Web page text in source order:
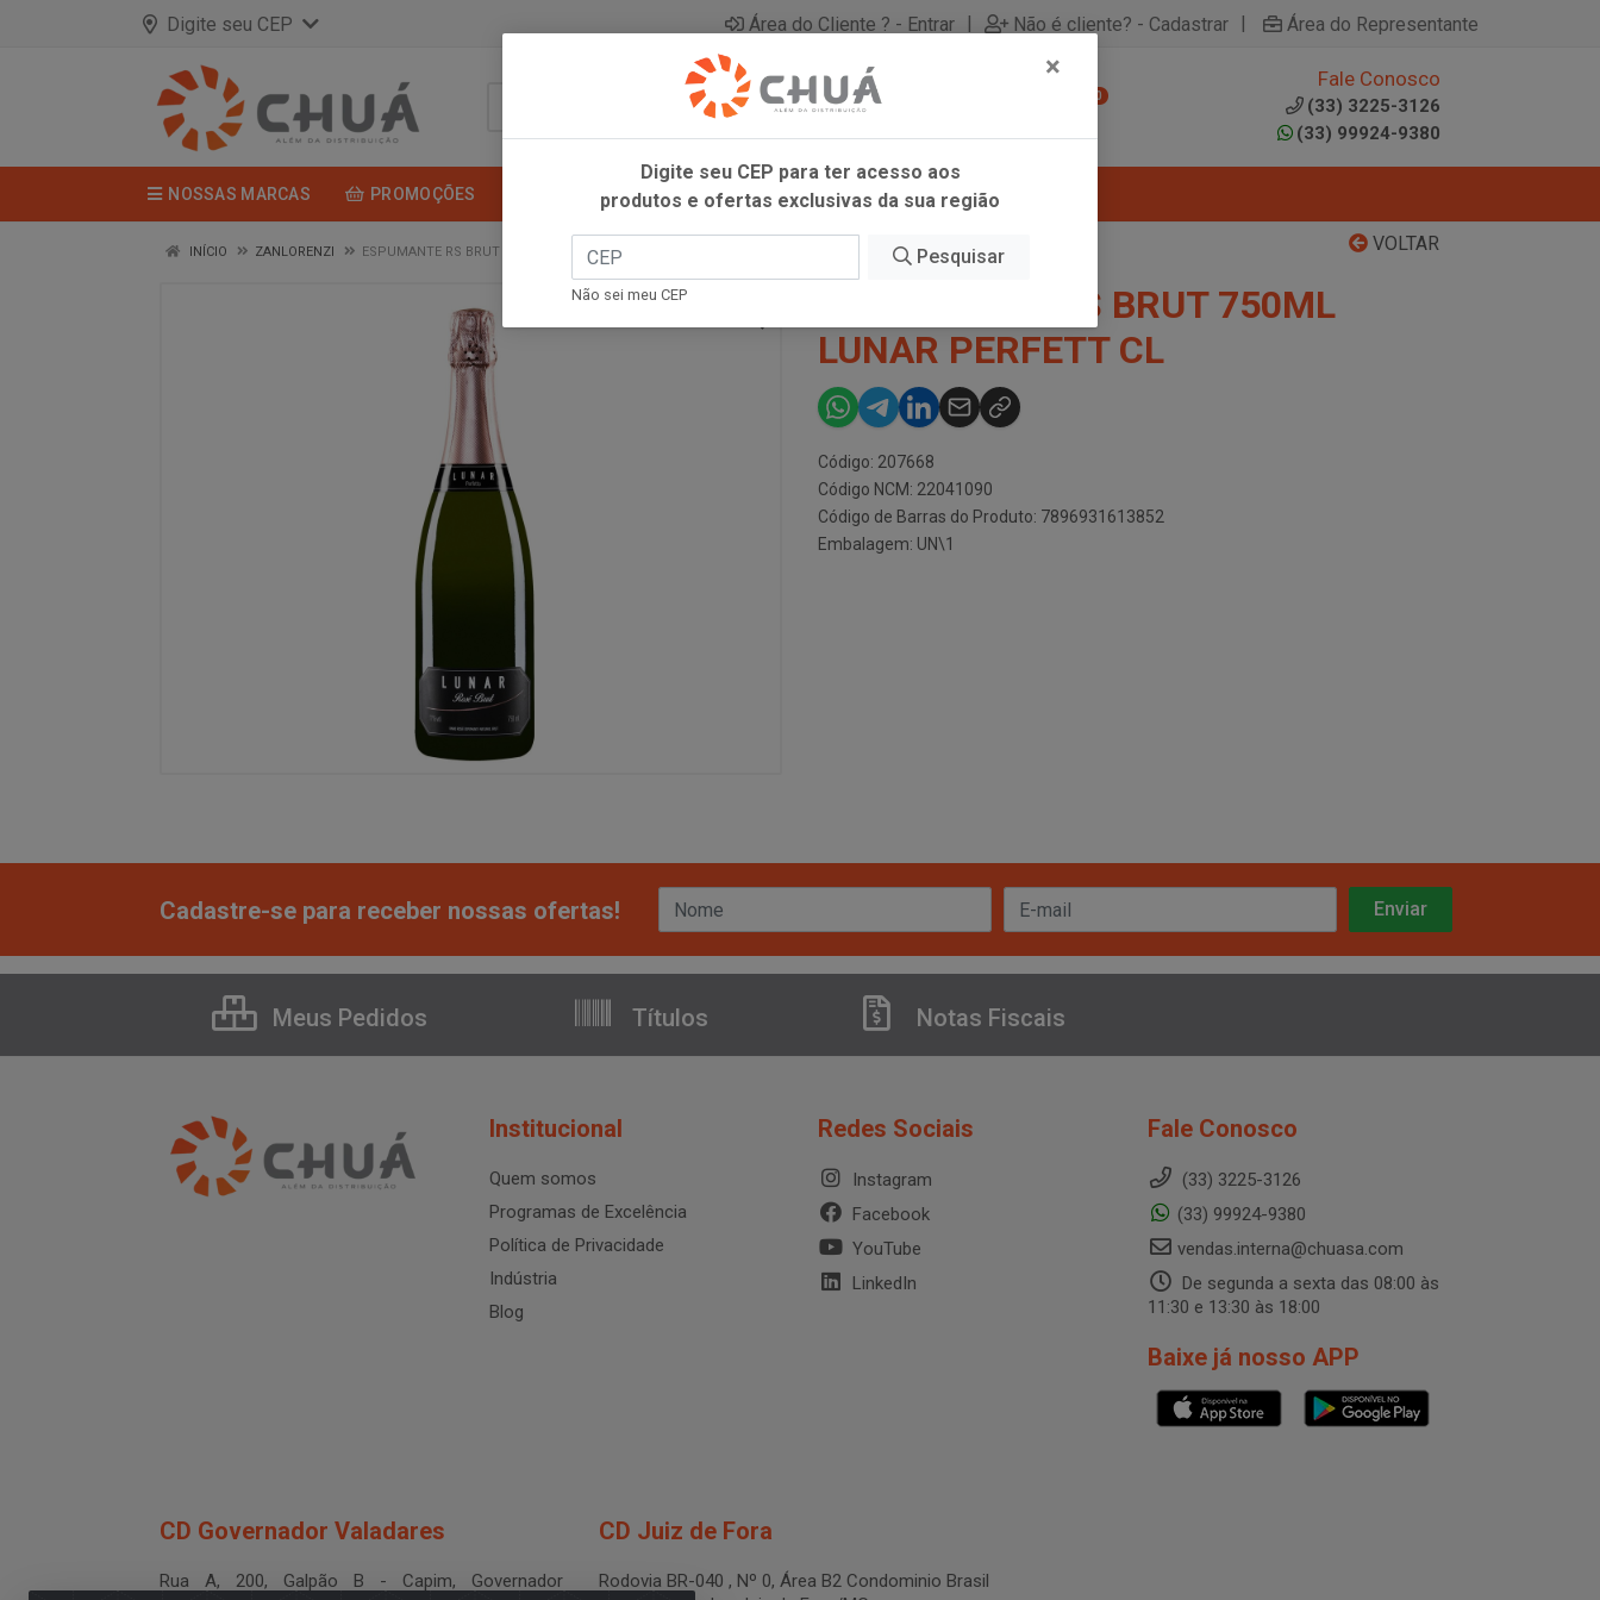
Digite seu CEP Área do Cliente ? - Entrar | Não é cliente? - Cadastrar | Área do Representante
0
Fale Conosco
(33) 3225-3126
(33) 99924-9380
NOSSAS MARCAS PROMOÇÕES
VOLTAR
INÍCIO ZANLORENZI ESPUMANTE RS BRUT 750ML LUNAR PERFETT CL
ESPUMANTE RS BRUT 750ML
LUNAR PERFETT CL
Código: 207668
Código NCM: 22041090
Código de Barras do Produto: 7896931613852
Embalagem: UN\1
Cadastre-se para receber nossas ofertas!
Meus Pedidos Títulos Notas Fiscais
Institucional
Quem somos
Programas de Excelência
Política de Privacidade
Indústria
Blog
Redes Sociais
Instagram
Facebook
YouTube
LinkedIn
Fale Conosco
(33) 3225-3126
(33) 99924-9380
vendas.interna@chuasa.com
De segunda a sexta das 08:00 às
11:30 e 13:30 às 18:00
Baixe já nosso APP
CD Governador Valadares
Rua A, 200, Galpão B - Capim, Governador
CD Juiz de Fora
Rodovia BR-040 , Nº 0, Área B2 Condominio Brasil
×
Digite seu CEP para ter acesso aos
produtos e ofertas exclusivas da sua região
Pesquisar
Não sei meu CEP